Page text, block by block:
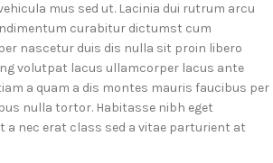
mus sed ut. Lacinia dui rutrum arcu
curabitur dictumst cum
nascetur duis dis nulla sit proin libero
volutpat lacus ullamcorper lacus ante
a quam a dis montes mauris faucibus per
nulla tortor. Habitasse nibh eget
nec erat class sed a vitae parturient at